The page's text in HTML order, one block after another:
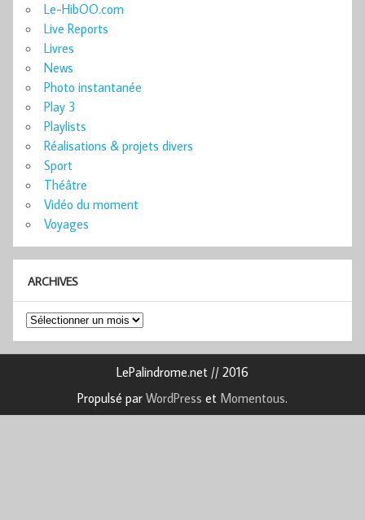
Le-HibOO.com
Live Reports
Livres
News
Photo instantanée
Play 3
Playlists
Réalisations & projets divers
Sport
Théâtre
Vidéo du moment
Voyages
ARCHIVES
Archives
LePalindrome.net // 2016
Propulsé par WordPress et Momentous.